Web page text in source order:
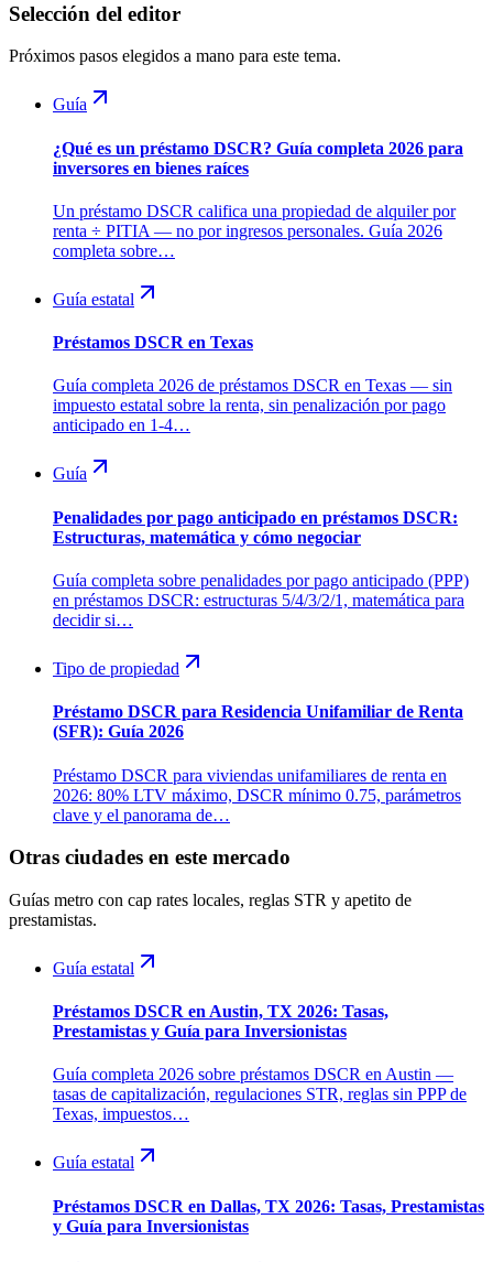
Selección del editor
Próximos pasos elegidos a mano para este tema.
Guía
¿Qué es un préstamo DSCR? Guía completa 2026 para
inversores en bienes raíces
Un préstamo DSCR califica una propiedad de alquiler por
renta ÷ PITIA — no por ingresos personales. Guía 2026
completa sobre…
Guía estatal
Préstamos DSCR en Texas
Guía completa 2026 de préstamos DSCR en Texas — sin
impuesto estatal sobre la renta, sin penalización por pago
anticipado en 1-4…
Guía
Penalidades por pago anticipado en préstamos DSCR:
Estructuras, matemática y cómo negociar
Guía completa sobre penalidades por pago anticipado (PPP)
en préstamos DSCR: estructuras 5/4/3/2/1, matemática para
decidir si…
Tipo de propiedad
Préstamo DSCR para Residencia Unifamiliar de Renta
(SFR): Guía 2026
Préstamo DSCR para viviendas unifamiliares de renta en
2026: 80% LTV máximo, DSCR mínimo 0.75, parámetros
clave y el panorama de…
Otras ciudades en este mercado
Guías metro con cap rates locales, reglas STR y apetito de
prestamistas.
Guía estatal
Préstamos DSCR en Austin, TX 2026: Tasas,
Prestamistas y Guía para Inversionistas
Guía completa 2026 sobre préstamos DSCR en Austin —
tasas de capitalización, regulaciones STR, reglas sin PPP de
Texas, impuestos…
Guía estatal
Préstamos DSCR en Dallas, TX 2026: Tasas, Prestamistas
y Guía para Inversionistas